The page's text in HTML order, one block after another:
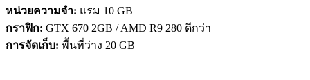
หน่วยความจำ: แรม 10 GB
กราฟิก: GTX 670 2GB / AMD R9 280 ดีกว่า
การจัดเก็บ: พื้นที่ว่าง 20 GB